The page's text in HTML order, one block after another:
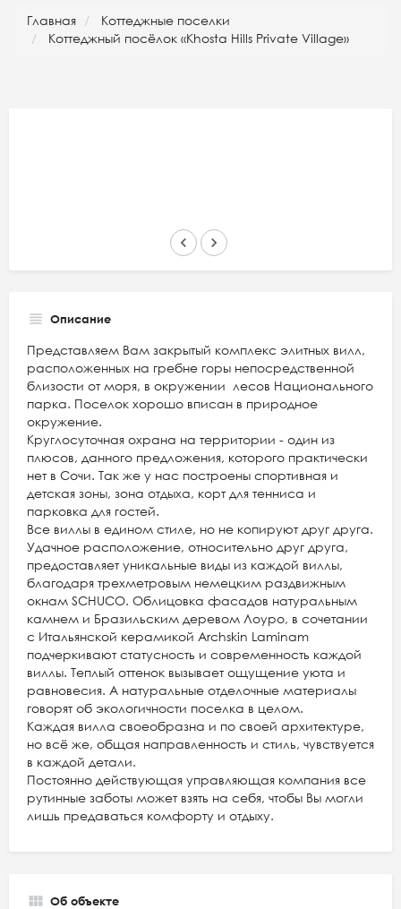
Главная
Коттеджные поселки
Коттеджный посёлок «Khosta Hills Private Village»
keyboard_arrow_left keyboard_arrow_right
Описание
Представляем Вам закрытый комплекс элитных вилл,
расположенных на гребне горы непосредственной
близости от моря, в окружении лесов Национального
парка. Поселок хорошо вписан в природное
окружение.
Круглосуточная охрана на территории - один из
плюсов, данного предложения, которого практически
нет в Сочи. Так же у нас построены спортивная и
детская зоны, зона отдыха, корт для тенниса и
парковка для гостей.
Все виллы в едином стиле, но не копируют друг друга.
Удачное расположение, относительно друг друга,
предоставляет уникальные виды из каждой виллы,
благодаря трехметровым немецким раздвижным
окнам SCHUCO. Облицовка фасадов натуральным
камнем и Бразильским деревом Лоуро, в сочетании
с Итальянской керамикой Archskin Laminam
подчеркивают статусность и современность каждой
виллы. Теплый оттенок вызывает ощущение уюта и
равновесия. А натуральные отделочные материалы
говорят об экологичности поселка в целом.
Каждая вилла своеобразна и по своей архитектуре,
но всё же, общая направленность и стиль, чувствуется
в каждой детали.
Постоянно действующая управляющая компания все
рутинные заботы может взять на себя, чтобы Вы могли
лишь предаваться комфорту и отдыху.
Об объекте